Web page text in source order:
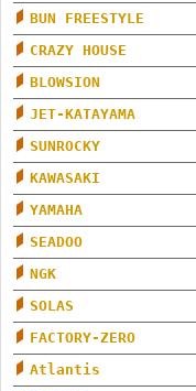
BUN FREESTYLE
CRAZY HOUSE
BLOWSION
JET-KATAYAMA
SUNROCKY
KAWASAKI
YAMAHA
SEADOO
NGK
SOLAS
FACTORY-ZERO
Atlantis